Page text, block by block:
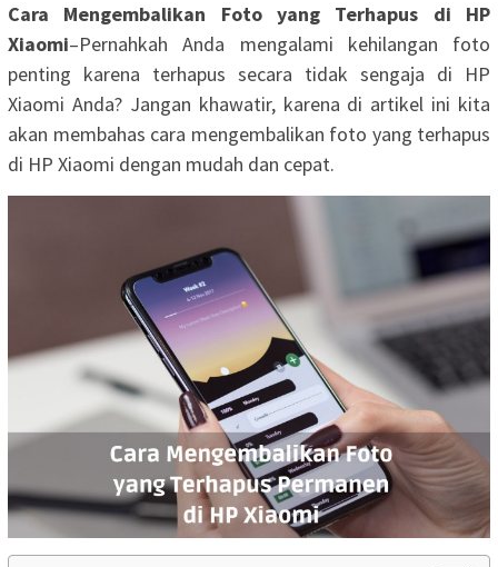
Cara Mengembalikan Foto yang Terhapus di HP
Xiaomi–Pernahkah Anda mengalami kehilangan foto
penting karena terhapus secara tidak sengaja di HP
Xiaomi Anda? Jangan khawatir, karena di artikel ini kita
akan membahas cara mengembalikan foto yang terhapus
di HP Xiaomi dengan mudah dan cepat.